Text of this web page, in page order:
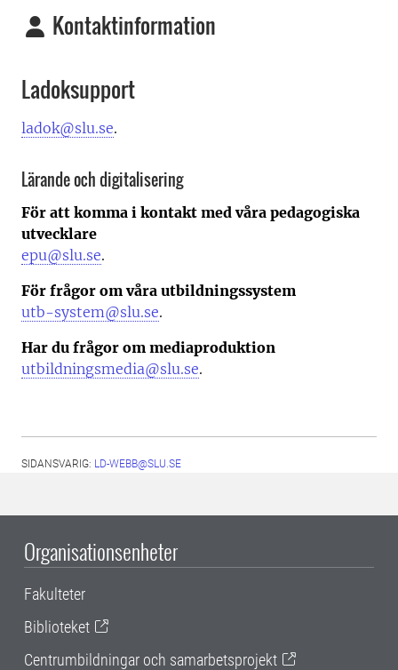
Kontaktinformation
Ladoksupport
ladok@slu.se.
Lärande och digitalisering
För att komma i kontakt med våra pedagogiska
utvecklare
epu@slu.se.
För frågor om våra utbildningssystem
utb-system@slu.se.
Har du frågor om mediaproduktion
utbildningsmedia@slu.se.
SIDANSVARIG: LD-WEBB@SLU.SE
Organisationsenheter
Fakulteter
Biblioteket
Centrumbildningar och samarbetsprojekt